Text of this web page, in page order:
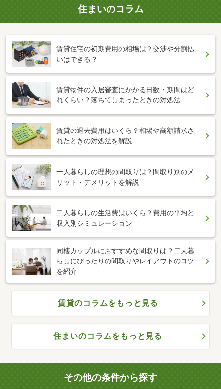
住まいのコラム
賃貸住宅の初期費用の相場は？交渉や分割払
いはできる？
賃貸物件の入居審査にかかる日数・期間はど
れくらい？落ちてしまったときの対処法
賃貸の退去費用はいくら？相場や高額請求さ
れたときの対処法を解説
一人暮らしの理想の間取りは？間取り別のメ
リット・デメリットを解説
二人暮らしの生活費はいくら？費用の平均と
収入別シミュレーション
同棲カップルにおすすめな間取りは？二人暮
らしにぴったりの間取りやレイアウトのコツ
を紹介
賃貸のコラムをもっと見る
住まいのコラムをもっと見る
その他の条件から探す